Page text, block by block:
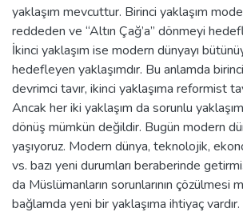
yaklaşım mevcuttur. Birinci yaklaşım
reddeden ve “Altın Çağ’a” dönmeyi
İkinci yaklaşım ise modern dünyayı
hedefleyen yaklaşımdır. Bu anlamda
devrimci tavır, ikinci yaklaşıma reformist
Ancak her iki yaklaşım da sorunlu
dönüş mümkün değildir. Bugün modern
yaşıyoruz. Modern dünya, teknolojik,
vs. bazı yeni durumları beraberinde
da Müslümanların sorunlarının çözülmesi
bağlamda yeni bir yaklaşıma ihtiyaç